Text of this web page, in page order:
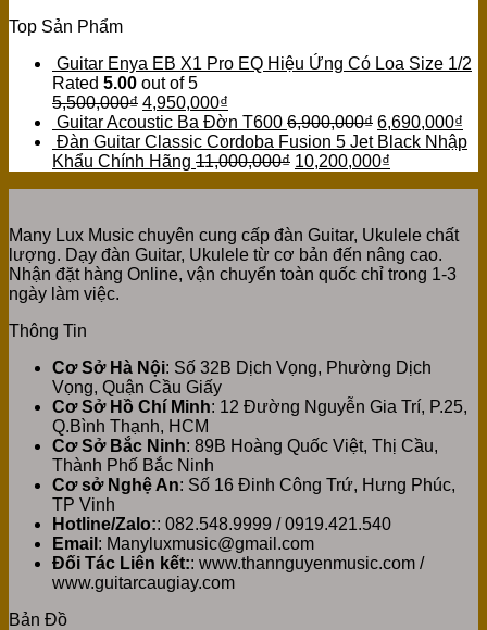
Top Sản Phẩm
Guitar Enya EB X1 Pro EQ Hiệu Ứng Có Loa Size 1/2
Rated 5.00 out of 5
5,500,000₫ 4,950,000₫
Guitar Acoustic Ba Đờn T600 6,900,000₫ 6,690,000₫
Đàn Guitar Classic Cordoba Fusion 5 Jet Black Nhập
Khẩu Chính Hãng 11,000,000₫ 10,200,000₫
Many Lux Music chuyên cung cấp đàn Guitar, Ukulele chất
lượng. Dạy đàn Guitar, Ukulele từ cơ bản đến nâng cao.
Nhận đặt hàng Online, vận chuyển toàn quốc chỉ trong 1-3
ngày làm việc.
Thông Tin
Cơ Sở Hà Nội: Số 32B Dịch Vọng, Phường Dịch
Vọng, Quận Cầu Giấy
Cơ Sở Hồ Chí Minh: 12 Đường Nguyễn Gia Trí, P.25,
Q.Bình Thạnh, HCM
Cơ Sở Bắc Ninh: 89B Hoàng Quốc Việt, Thị Cầu,
Thành Phố Bắc Ninh
Cơ sở Nghệ An: Số 16 Đinh Công Trứ, Hưng Phúc,
TP Vinh
Hotline/Zalo:: 082.548.9999 / 0919.421.540
Email : Manyluxmusic@gmail.com
Đối Tác Liên kết:: www.thannguyenmusic.com /
www.guitarcaugiay.com
Bản Đồ